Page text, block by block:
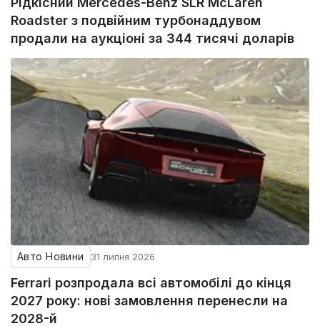
Roadster з подвійним турбонаддувом
продали на аукціоні за 344 тисячі доларів
Авто Новини 31 липня 2026
Ferrari розпродала всі автомобілі до кінця
2027 року: нові замовлення перенесли на
2028-й